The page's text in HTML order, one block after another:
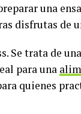
una
disfrutas de
Se trata de
para una
quienes